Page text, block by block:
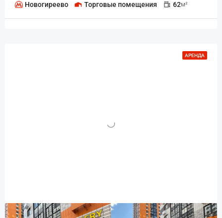
Новогиреево Торговые помещения 62м²
АРЕНДА